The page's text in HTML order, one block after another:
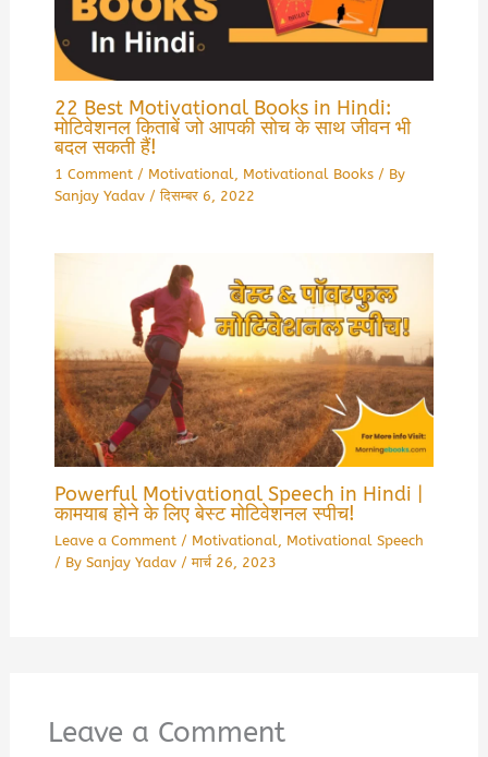
22 Best Motivational Books in Hindi:
मोटिवेशनल किताबें जो आपकी सोच के साथ जीवन भी
बदल सकती हैं!
1 Comment / Motivational, Motivational Books/ By
Sanjay Yadav /दिसम्बर 6, 2022
Powerful Motivational Speech in Hindi |
कामयाब होने के लिए बेस्ट मोटिवेशनल स्पीच!
Leave a Comment / Motivational, Motivational Speech
/ By Sanjay Yadav /मार्च 26, 2023
Leave a Comment